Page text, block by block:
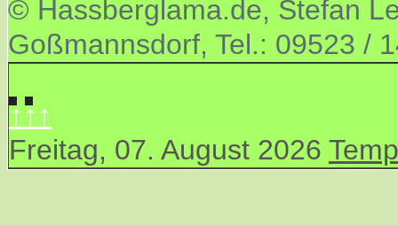
© Hassberglama.de, Stefan
Goßmannsdorf, Tel.: 09523 /
↑↑↑
Freitag, 07. August 2026